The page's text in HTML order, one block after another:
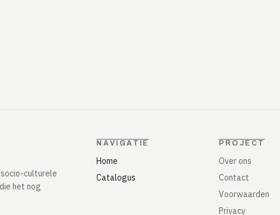
culturele
het nog
NAVIGATIE
Home
Catalogus
PROJECT
Over ons
Contact
Voorwaarden
Privacy